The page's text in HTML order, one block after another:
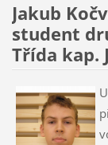
Jakub
student
Třída kap.